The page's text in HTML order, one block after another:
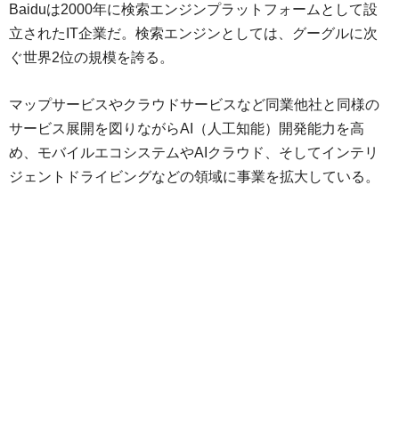
Baiduは2000年に検索エンジンプラットフォームとして設
立されたIT企業だ。検索エンジンとしては、グーグルに次
ぐ世界2位の規模を誇る。
マップサービスやクラウドサービスなど同業他社と同様の
サービス展開を図りながらAI（人工知能）開発能力を高
め、モバイルエコシステムやAIクラウド、そしてインテリ
ジェントドライビングなどの領域に事業を拡大している。